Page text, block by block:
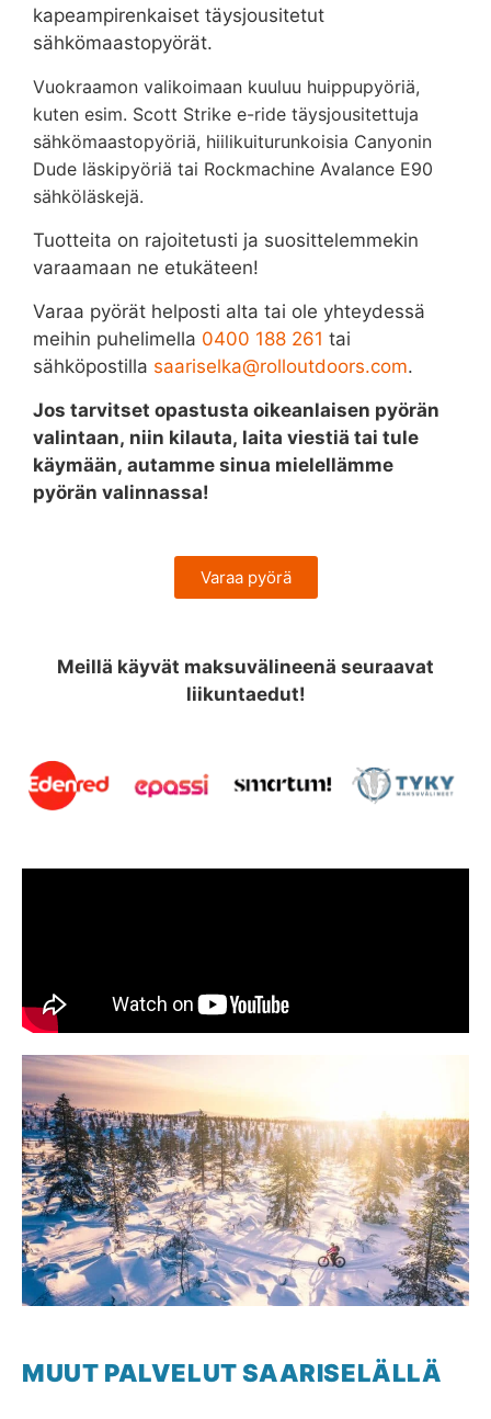
kapeampirenkaiset täysjousitetut
sähkömaastopyörät.
Vuokraamon valikoimaan kuuluu huippupyöriä,
kuten esim. Scott Strike e-ride täysjousitettuja
sähkömaastopyöriä, hiilikuiturunkoisia Canyonin
Dude läskipyöriä tai Rockmachine Avalance E90
sähköläskejä.
Tuotteita on rajoitetusti ja suosittelemmekin
varaamaan ne etukäteen!
Varaa pyörät helposti alta tai ole yhteydessä
meihin puhelimella 0400 188 261 tai
sähköpostilla saariselka@rolloutdoors.com.
Jos tarvitset opastusta oikeanlaisen pyörän
valintaan, niin kilauta, laita viestiä tai tule
käymään, autamme sinua mielellämme
pyörän valinnassa!
Varaa pyörä
Meillä käyvät maksuvälineenä seuraavat
liikuntaedut!
MUUT PALVELUT SAARISELÄLLÄ